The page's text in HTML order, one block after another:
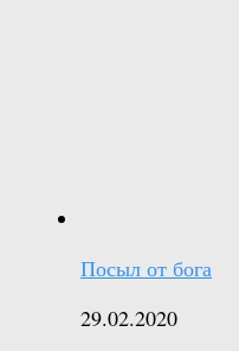
Посыл от бога
29.02.2020